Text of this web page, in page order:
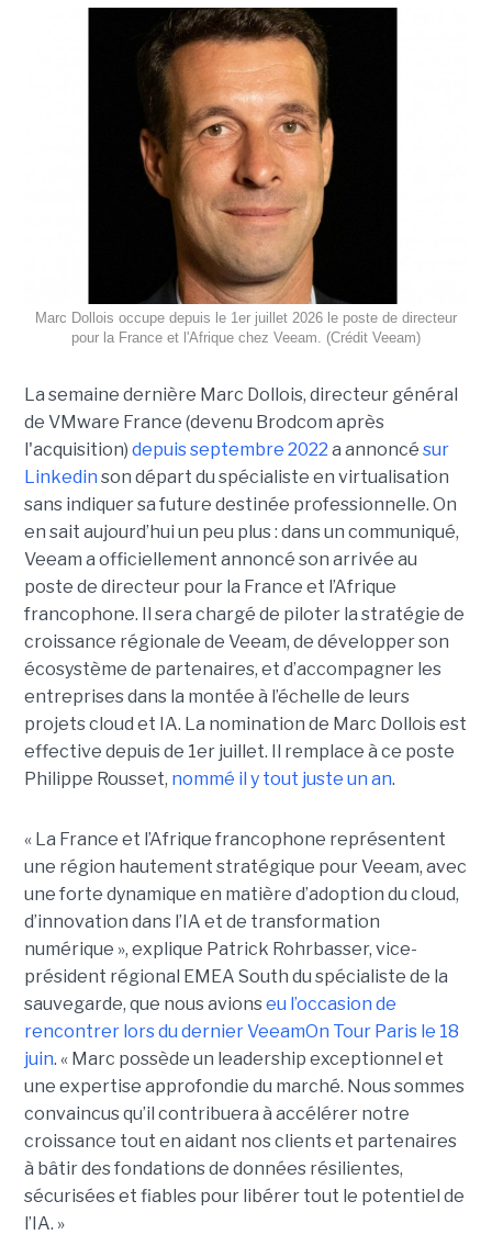
Marc Dollois occupe depuis le 1er juillet 2026 le poste de directeur
pour la France et l'Afrique chez Veeam. (Crédit Veeam)
La semaine dernière Marc Dollois, directeur général
de VMware France (devenu Brodcom après
l'acquisition) depuis septembre 2022 a annoncé sur
Linkedin son départ du spécialiste en virtualisation
sans indiquer sa future destinée professionnelle. On
en sait aujourd’hui un peu plus : dans un communiqué,
Veeam a officiellement annoncé son arrivée au
poste de directeur pour la France et l’Afrique
francophone. Il sera chargé de piloter la stratégie de
croissance régionale de Veeam, de développer son
écosystème de partenaires, et d’accompagner les
entreprises dans la montée à l’échelle de leurs
projets cloud et IA. La nomination de Marc Dollois est
effective depuis de 1er juillet. Il remplace à ce poste
Philippe Rousset, nommé il y tout juste un an.
« La France et l’Afrique francophone représentent
une région hautement stratégique pour Veeam, avec
une forte dynamique en matière d’adoption du cloud,
d’innovation dans l’IA et de transformation
numérique », explique Patrick Rohrbasser, vice-
président régional EMEA South du spécialiste de la
sauvegarde, que nous avionseu l’occasion de
rencontrer lors du dernier VeeamOn Tour Paris le 18
juin. « Marc possède un leadership exceptionnel et
une expertise approfondie du marché. Nous sommes
convaincus qu’il contribuera à accélérer notre
croissance tout en aidant nos clients et partenaires
à bâtir des fondations de données résilientes,
sécurisées et fiables pour libérer tout le potentiel de
l’IA. »